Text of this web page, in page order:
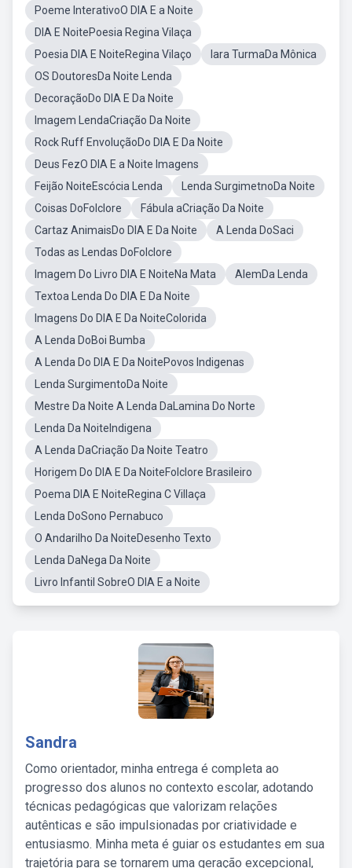
Poeme InterativoO DIA E a Noite
DIA E NoitePoesia Regina Vilaça
Poesia DIA E NoiteRegina Vilaço
Iara TurmaDa Mônica
OS DoutoresDa Noite Lenda
DecoraçãoDo DIA E Da Noite
Imagem LendaCriação Da Noite
Rock Ruff EnvoluçãoDo DIA E Da Noite
Deus FezO DIA E a Noite Imagens
Feijão NoiteEscócia Lenda
Lenda SurgimetnoDa Noite
Coisas DoFolclore
Fábula aCriação Da Noite
Cartaz AnimaisDo DIA E Da Noite
A Lenda DoSaci
Todas as Lendas DoFolclore
Imagem Do Livro DIA E NoiteNa Mata
AlemDa Lenda
Textoa Lenda Do DIA E Da Noite
Imagens Do DIA E Da NoiteColorida
A Lenda DoBoi Bumba
A Lenda Do DIA E Da NoitePovos Indigenas
Lenda SurgimentoDa Noite
Mestre Da Noite A Lenda DaLamina Do Norte
Lenda Da NoiteIndigena
A Lenda DaCriação Da Noite Teatro
Horigem Do DIA E Da NoiteFolclore Brasileiro
Poema DIA E NoiteRegina C Villaça
Lenda DoSono Pernabuco
O Andarilho Da NoiteDesenho Texto
Lenda DaNega Da Noite
Livro Infantil SobreO DIA E a Noite
Sandra
Como orientador, minha entrega é completa ao
progresso dos alunos no contexto escolar, adotando
técnicas pedagógicas que valorizam relações
autênticas e são impulsionadas por criatividade e
entusiasmo. Minha meta é guiar os estudantes em sua
trajetória para se tornarem uma geração excepcional,